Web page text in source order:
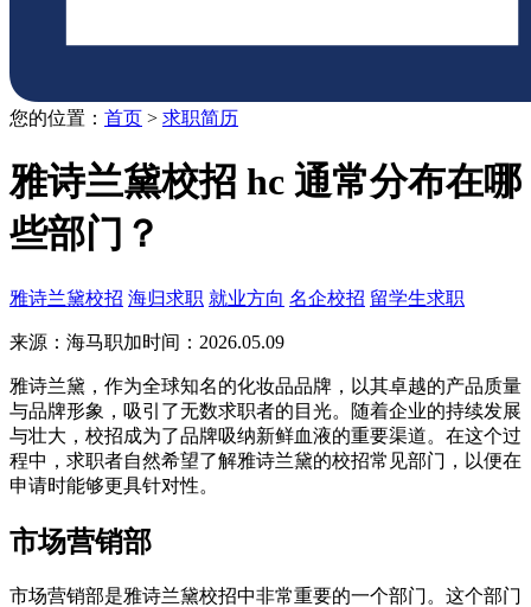
您的位置： 首页 > 求职简历
雅诗兰黛校招 hc 通常分布在哪
些部门？
雅诗兰黛校招 海归求职 就业方向 名企校招 留学生求职
来源：海马职加时间：2026.05.09
雅诗兰黛，作为全球知名的化妆品品牌，以其卓越的产品质量
与品牌形象，吸引了无数求职者的目光。随着企业的持续发展
与壮大，校招成为了品牌吸纳新鲜血液的重要渠道。在这个过
程中，求职者自然希望了解雅诗兰黛的校招常见部门，以便在
申请时能够更具针对性。
市场营销部
市场营销部是雅诗兰黛校招中非常重要的一个部门。这个部门